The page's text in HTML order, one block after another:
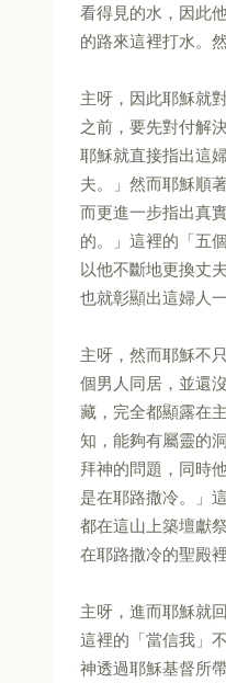
看得見的水，因此
的路來這裡打水。
主呀，因此耶穌就
之前，要先對付解
耶穌就直接指出這
夫。」然而耶穌順
而更進一步指出真
的。」這裡的「五
以他不斷地更換丈
也就彰顯出這婦人
主呀，然而耶穌不
個男人同居，並還
藏，完全都顯露在
知，能夠有屬靈的
拜神的問題，同時
是在耶路撒冷。」
都在這山上築壇獻
在耶路撒冷的聖殿裡
主呀，進而耶穌就
這裡的「當信我」
神透過耶穌基督所